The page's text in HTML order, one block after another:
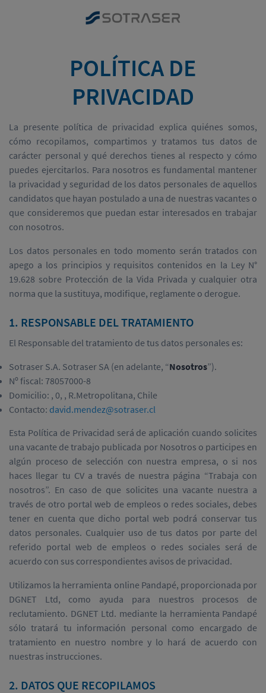
POLÍTICA DE
PRIVACIDAD
La presente política de privacidad explica quiénes somos,
cómo recopilamos, compartimos y tratamos tus datos de
carácter personal y qué derechos tienes al respecto y cómo
puedes ejercitarlos. Para nosotros es fundamental mantener
la privacidad y seguridad de los datos personales de aquellos
candidatos que hayan postulado a una de nuestras vacantes o
que consideremos que puedan estar interesados en trabajar
con nosotros.
Los datos personales en todo momento serán tratados con
apego a los principios y requisitos contenidos en la Ley N°
19.628 sobre Protección de la Vida Privada y cualquier otra
norma que la sustituya, modifique, reglamente o derogue.
1. RESPONSABLE DEL TRATAMIENTO
El Responsable del tratamiento de tus datos personales es:
Sotraser S.A. Sotraser SA (en adelante, “Nosotros”).
Nº fiscal: 78057000-8
Domicilio: , 0, , R.Metropolitana, Chile
Contacto: david.mendez@sotraser.cl
Esta Política de Privacidad será de aplicación cuando solicites
una vacante de trabajo publicada por Nosotros o participes en
algún proceso de selección con nuestra empresa, o si nos
haces llegar tu CV a través de nuestra página “Trabaja con
nosotros”. En caso de que solicites una vacante nuestra a
través de otro portal web de empleos o redes sociales, debes
tener en cuenta que dicho portal web podrá conservar tus
datos personales. Cualquier uso de tus datos por parte del
referido portal web de empleos o redes sociales será de
acuerdo con sus correspondientes avisos de privacidad.
Utilizamos la herramienta online Pandapé, proporcionada por
DGNET Ltd, como ayuda para nuestros procesos de
reclutamiento. DGNET Ltd. mediante la herramienta Pandapé
sólo tratará tu información personal como encargado de
tratamiento en nuestro nombre y lo hará de acuerdo con
nuestras instrucciones.
2. DATOS QUE RECOPILAMOS